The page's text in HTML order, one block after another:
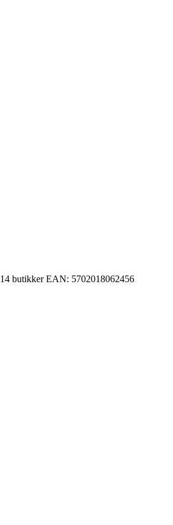
14 butikker EAN: 5702018062456